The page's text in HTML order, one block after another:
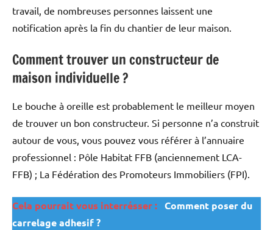
travail, de nombreuses personnes laissent une
notification après la fin du chantier de leur maison.
Comment trouver un constructeur de
maison individuelle ?
Le bouche à oreille est probablement le meilleur moyen
de trouver un bon constructeur. Si personne n’a construit
autour de vous, vous pouvez vous référer à l’annuaire
professionnel : Pôle Habitat FFB (anciennement LCA-
FFB) ; La Fédération des Promoteurs Immobiliers (FPI).
Cela pourrait vous interrésser : Comment poser du
carrelage adhesif ?